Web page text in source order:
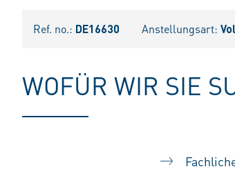
Ref. no.: DE16630 Anstellungsart:
WOFÜR WIR SIE